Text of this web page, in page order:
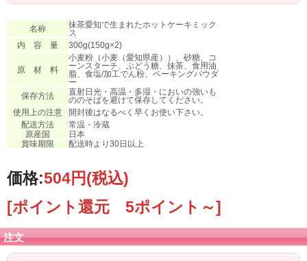
名称
抹茶愛知で生まれたホットケーキミック
ス
内 容 量
300g(150g×2)
原 材 料
小麦粉（小麦（愛知県産））、砂糖、コ
ーンスターチ、ぶどう糖、抹茶、食用油
脂、食塩/加工でん粉、ベーキングパウダ
ー
保存方法
直射日光・高温・多湿・においの強いも
ののそばを避けて保存してください。
使用上の注意
開封後はなるべく早くお使い下さい。
配送方法
常温・冷蔵
原産国
日本
賞味期限
配送時より30日以上
価格:504円(税込)
[ポイント還元 5ポイント～]
注文